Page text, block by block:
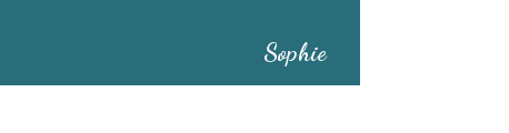
Sophie